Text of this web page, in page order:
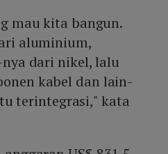
mau kita bangun.
aluminium,
dari nikel, lalu
kabel dan lain-
terintegrasi," kata